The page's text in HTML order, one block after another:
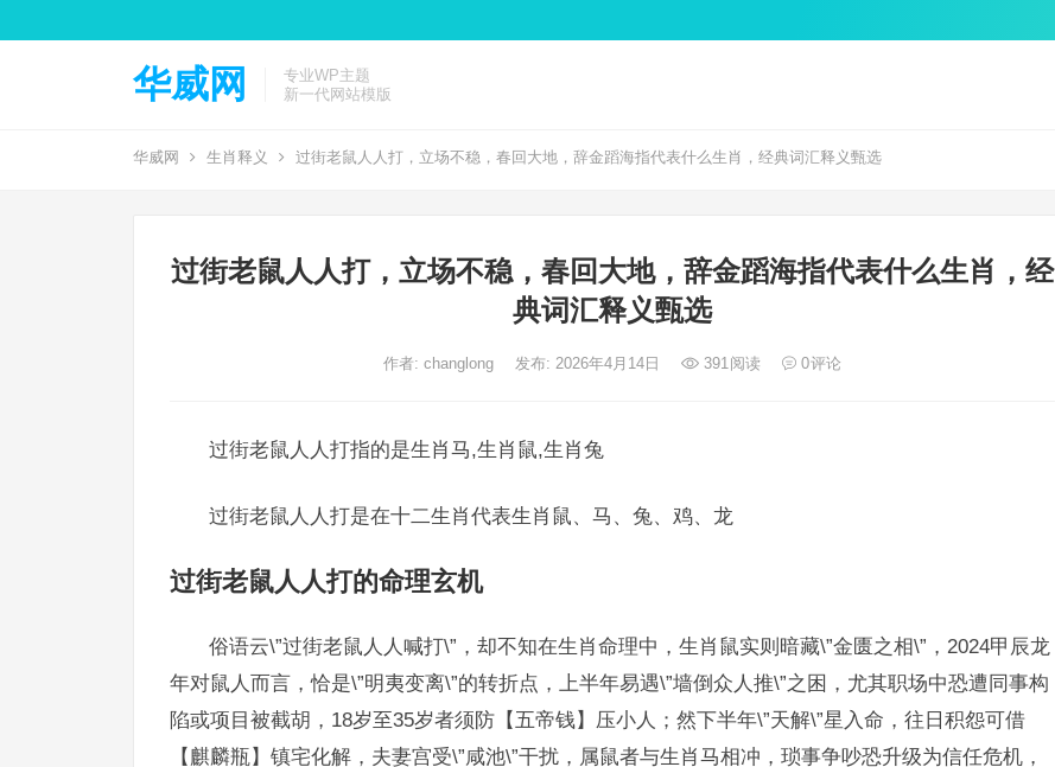
华威网
专业WP主题
新一代网站模版
华威网 生肖释义 过街老鼠人人打，立场不稳，春回大地，辞金蹈海指代表什么生肖，经典词汇释义甄选
过街老鼠人人打，立场不稳，春回大地，辞金蹈海指代表什么生肖，经
典词汇释义甄选
作者: changlong 发布: 2026年4月14日 391阅读 0评论
过街老鼠人人打指的是生肖马,生肖鼠,生肖兔
过街老鼠人人打是在十二生肖代表生肖鼠、马、兔、鸡、龙
过街老鼠人人打的命理玄机
俗语云\”过街老鼠人人喊打\”，却不知在生肖命理中，生肖鼠实则暗藏\”金匮之相\”，2024甲辰龙
年对鼠人而言，恰是\”明夷变离\”的转折点，上半年易遇\”墙倒众人推\”之困，尤其职场中恐遭同事构
陷或项目被截胡，18岁至35岁者须防【五帝钱】压小人；然下半年\”天解\”星入命，往日积怨可借
【麒麟瓶】镇宅化解，夫妻宫受\”咸池\”干扰，属鼠者与生肖马相冲，琐事争吵恐升级为信任危机，